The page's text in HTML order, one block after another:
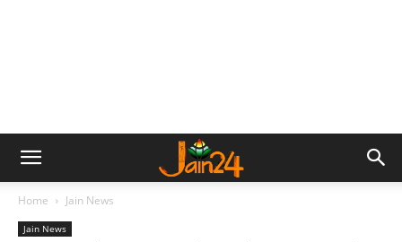
Home Jain News
Jain News